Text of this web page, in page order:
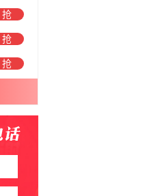
抢
抢
抢